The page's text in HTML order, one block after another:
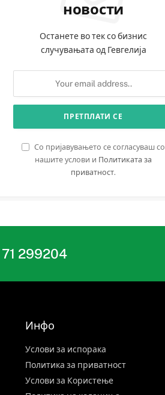
новости
Останете во тек со бизнис
случувањата од Гевгелија
Со пријавувањето се согласуваш со
нашите услови и Политиката за
приватност.
299204
Инфо
Услови за испорака
Политика за приватност
Услови за Користење